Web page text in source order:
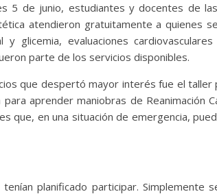
5 de junio, estudiantes y docentes de
atendieron gratuitamente a quienes
glicemia, evaluaciones
parte de los servicios disponibles.
que despertó mayor interés fue el taller
aprender maniobras de Reanimación
que, en una situación de emergencia,
planificado participar. Simplemente